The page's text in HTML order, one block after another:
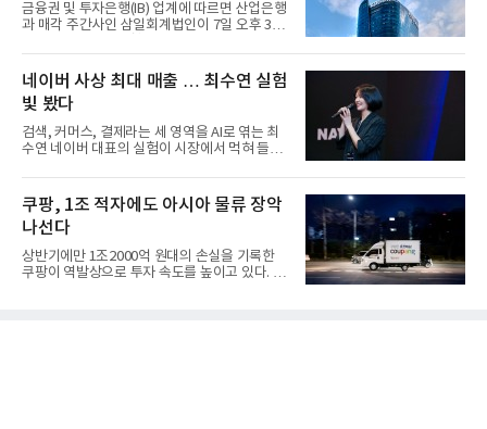
금융권 및 투자은행(IB) 업계에 따르면 산업은행
과 매각 주간사인 삼일회계법인이 7일 오후 3시
네이버 사상 최대 매출 … 최수연 실험
빛 봤다
검색, 커머스, 결제라는 세 영역을 AI로 엮는 최
수연 네이버 대표의 실험이 시장에서 먹혀 들어
쿠팡, 1조 적자에도 아시아 물류 장악
나선다
상반기에만 1조2000억 원대의 손실을 기록한
쿠팡이 역발상으로 투자 속도를 높이고 있다. 이